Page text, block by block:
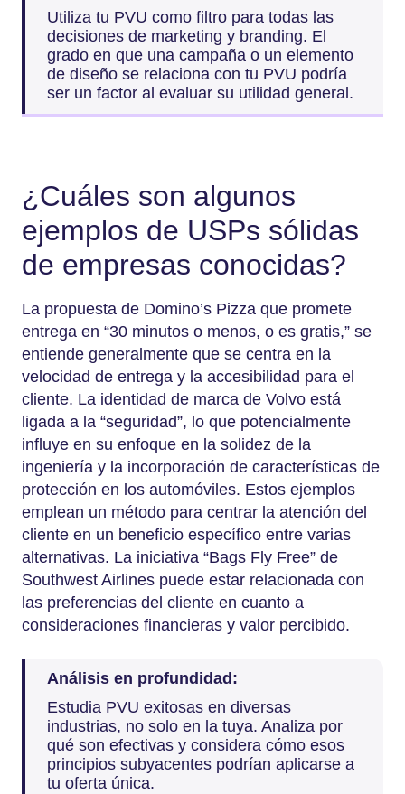
Utiliza tu PVU como filtro para todas las
decisiones de marketing y branding. El
grado en que una campaña o un elemento
de diseño se relaciona con tu PVU podría
ser un factor al evaluar su utilidad general.
¿Cuáles son algunos
ejemplos de USPs sólidas
de empresas conocidas?
La propuesta de Domino’s Pizza que promete
entrega en “30 minutos o menos, o es gratis,” se
entiende generalmente que se centra en la
velocidad de entrega y la accesibilidad para el
cliente. La identidad de marca de Volvo está
ligada a la “seguridad”, lo que potencialmente
influye en su enfoque en la solidez de la
ingeniería y la incorporación de características de
protección en los automóviles. Estos ejemplos
emplean un método para centrar la atención del
cliente en un beneficio específico entre varias
alternativas. La iniciativa “Bags Fly Free” de
Southwest Airlines puede estar relacionada con
las preferencias del cliente en cuanto a
consideraciones financieras y valor percibido.
Análisis en profundidad:
Estudia PVU exitosas en diversas
industrias, no solo en la tuya. Analiza por
qué son efectivas y considera cómo esos
principios subyacentes podrían aplicarse a
tu oferta única.